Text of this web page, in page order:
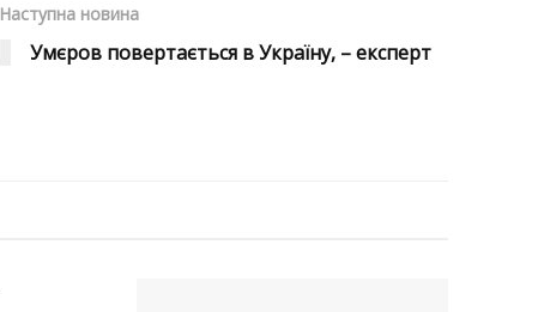
Наступна новина
Умєров повертається в Україну, – експерт